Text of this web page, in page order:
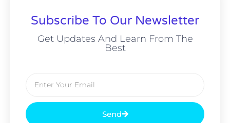
Subscribe To Our Newsletter
Get Updates And Learn From The
Best
Send